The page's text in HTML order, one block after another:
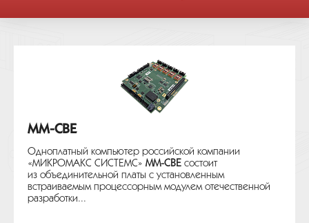
MM-CBE
Одноплатный компьютер российской компании
«МИКРОМАКС СИСТЕМС» MM-CBE состоит
из объединительной платы с установленным
встраиваемым процессорным модулем отечественной
разработки...